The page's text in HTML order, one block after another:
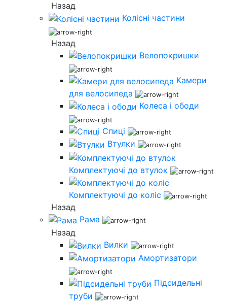
Назад
Колісні частини
Назад
Велопокришки
Камери
для велосипеда
Колеса і ободи
Спиці
Втулки
Комплектуючі до втулок
Комплектуючі до коліс
Назад
Рама
Назад
Вилки
Амортизатори
Підсидельні
труби